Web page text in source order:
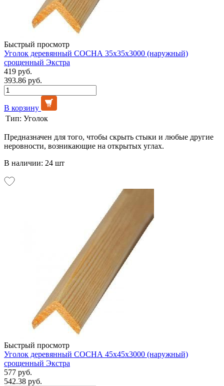
Быстрый просмотр
Уголок деревянный СОСНА 35х35х3000 (наружный)
срощенный Экстра
419 руб.
393.86 руб.
В корзину
Тип: Уголок
Предназначен для того, чтобы скрыть стыки и любые другие
неровности, возникающие на открытых углах.
В наличии: 24 шт
Быстрый просмотр
Уголок деревянный СОСНА 45х45х3000 (наружный)
срощенный Экстра
577 руб.
542.38 руб.